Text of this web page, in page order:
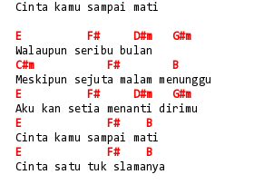
Cinta kamu sampai mati
E F# D#m
G#m
Walaupun seribu bulan
C#m
F#
B
Meskipun sejuta malam menunggu
E
F# D#m
G#m
Aku kan setia menanti dirimu
E
F#
B
Cinta kamu sampai mati
E
F#
B
Cinta satu tuk slamanya